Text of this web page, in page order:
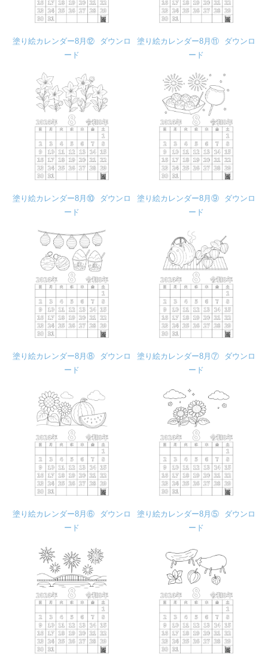
塗り絵カレンダー8月⑫
ダウンロ
ード
塗り絵カレンダー8月⑪
ダウンロ
ード
塗り絵カレンダー8月⑩
ダウンロ
ード
塗り絵カレンダー8月⑨
ダウンロ
ード
塗り絵カレンダー8月⑧
ダウンロ
ード
塗り絵カレンダー8月⑦
ダウンロ
ード
塗り絵カレンダー8月⑥
ダウンロ
ード
塗り絵カレンダー8月⑤
ダウンロ
ード